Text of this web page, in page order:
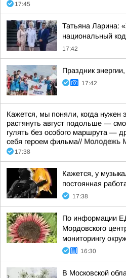
17:45
Татьяна Ларина:
национальный
17:42
Праздник
17:42
Кажется, мы поняли, когда
растянуть август подольше —
гулять без особого маршрута —
себя героем фильма// Молодежь
17:38
Кажется, у
постоянная
17:38
По информации
Мордовского
мониторингу
16:30
В Московской